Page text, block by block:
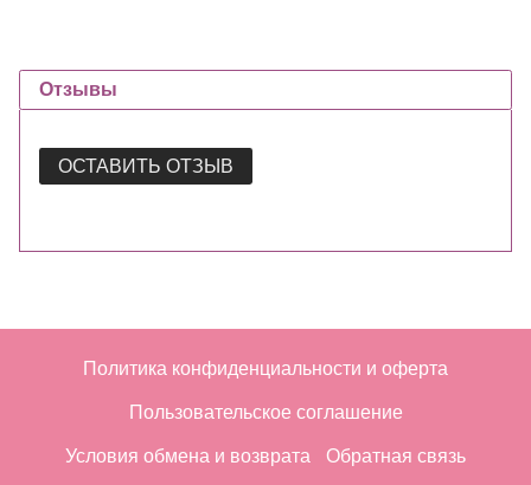
Отзывы
ОСТАВИТЬ ОТЗЫВ
Политика конфиденциальности и оферта
Пользовательское соглашение
Условия обмена и возврата Обратная связь